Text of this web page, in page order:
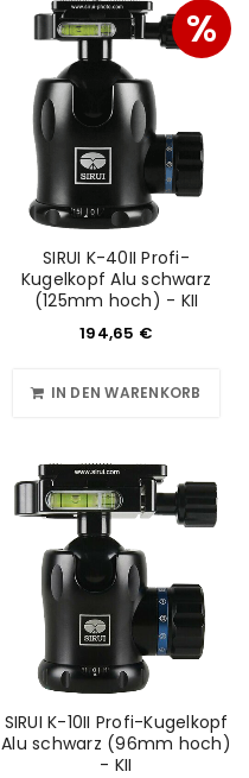
%
SIRUI K-40II Profi-
Kugelkopf Alu schwarz
(125mm hoch) - KII
194,65 €
IN DEN WARENKORB
SIRUI K-10II Profi-Kugelkopf
Alu schwarz (96mm hoch)
- KII